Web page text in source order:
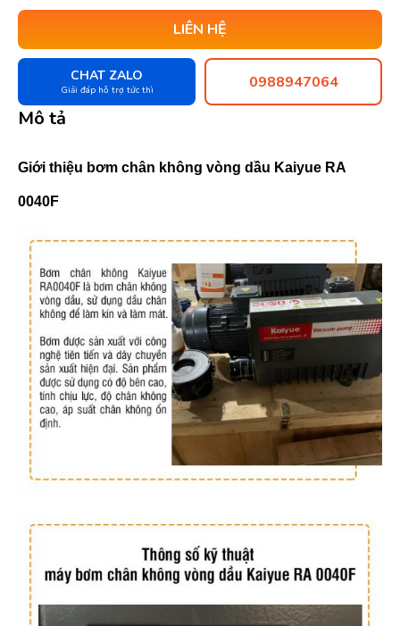
LIÊN HỆ
CHAT ZALO
Giải đáp hỗ trợ tức thì 0988947064
Mô tả
Giới thiệu bơm chân không vòng dầu Kaiyue RA
0040F